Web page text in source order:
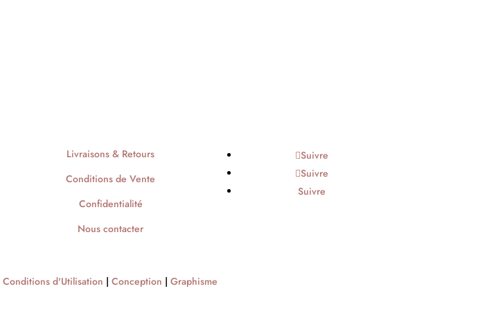
Livraisons & Retours
Conditions de Vente
Confidentialité
Nous contacter
Suivre
Suivre
Suivre
Conditions d'Utilisation | Conception | Graphisme